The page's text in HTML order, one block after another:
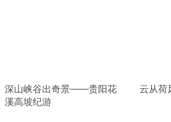
深山峡谷出奇景——贵阳花
溪高坡纪游
云从荷